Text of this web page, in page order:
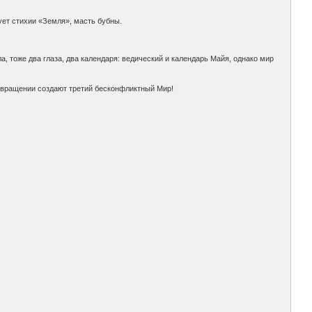
стихии «Земля», масть бубны.
два глаза, два календаря: ведический и календарь Майя, однако мир
создают третий бесконфликтный Мир!